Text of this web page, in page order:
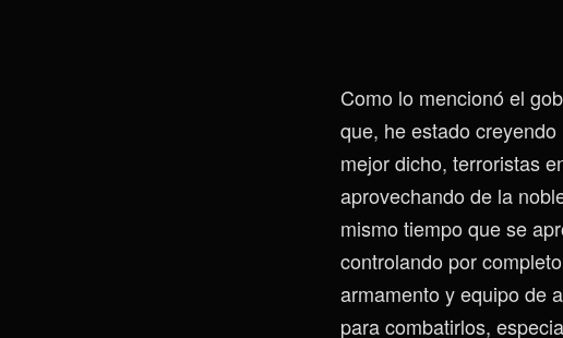
Como lo mencionó el
que, he estado
mejor dicho, terroristas
aprovechando de la
mismo tiempo que se
controlando por
armamento y equipo de
para combatirlos,